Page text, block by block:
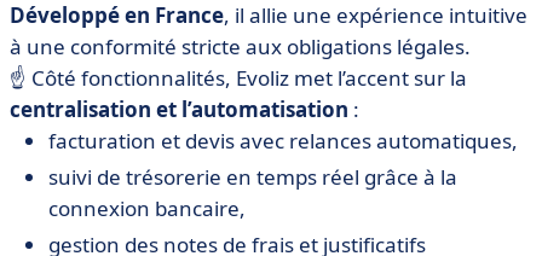
Développé en France, il allie une expérience intuitive
à une conformité stricte aux obligations légales.
☝️ Côté fonctionnalités, Evoliz met l’accent sur la
centralisation et l’automatisation :
facturation et devis avec relances automatiques,
suivi de trésorerie en temps réel grâce à la
connexion bancaire,
gestion des notes de frais et justificatifs